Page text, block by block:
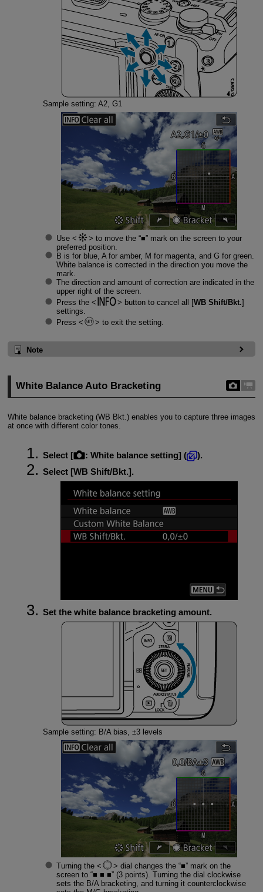
Sample setting: A2, G1
Use
to move the “■” mark on the screen to your
preferred position.
B is for blue, A for amber, M for magenta, and G for green.
White balance is corrected in the direction you move the
mark.
The direction and amount of correction are indicated in the
upper right of the screen.
Press the
button to cancel all [WB Shift/Bkt.]
settings.
Press
to exit the setting.
Note
White Balance Auto Bracketing
White balance bracketing (WB Bkt.) enables you to capture three images
at once with different color tones.
Select [ : White balance setting] (
).
Select [WB Shift/Bkt.].
Set the white balance bracketing amount.
Sample setting: B/A bias, ±3 levels
Turning the
dial changes the “■” mark on the
screen to “■ ■ ■” (3 points). Turning the dial clockwise
sets the B/A bracketing, and turning it counterclockwise